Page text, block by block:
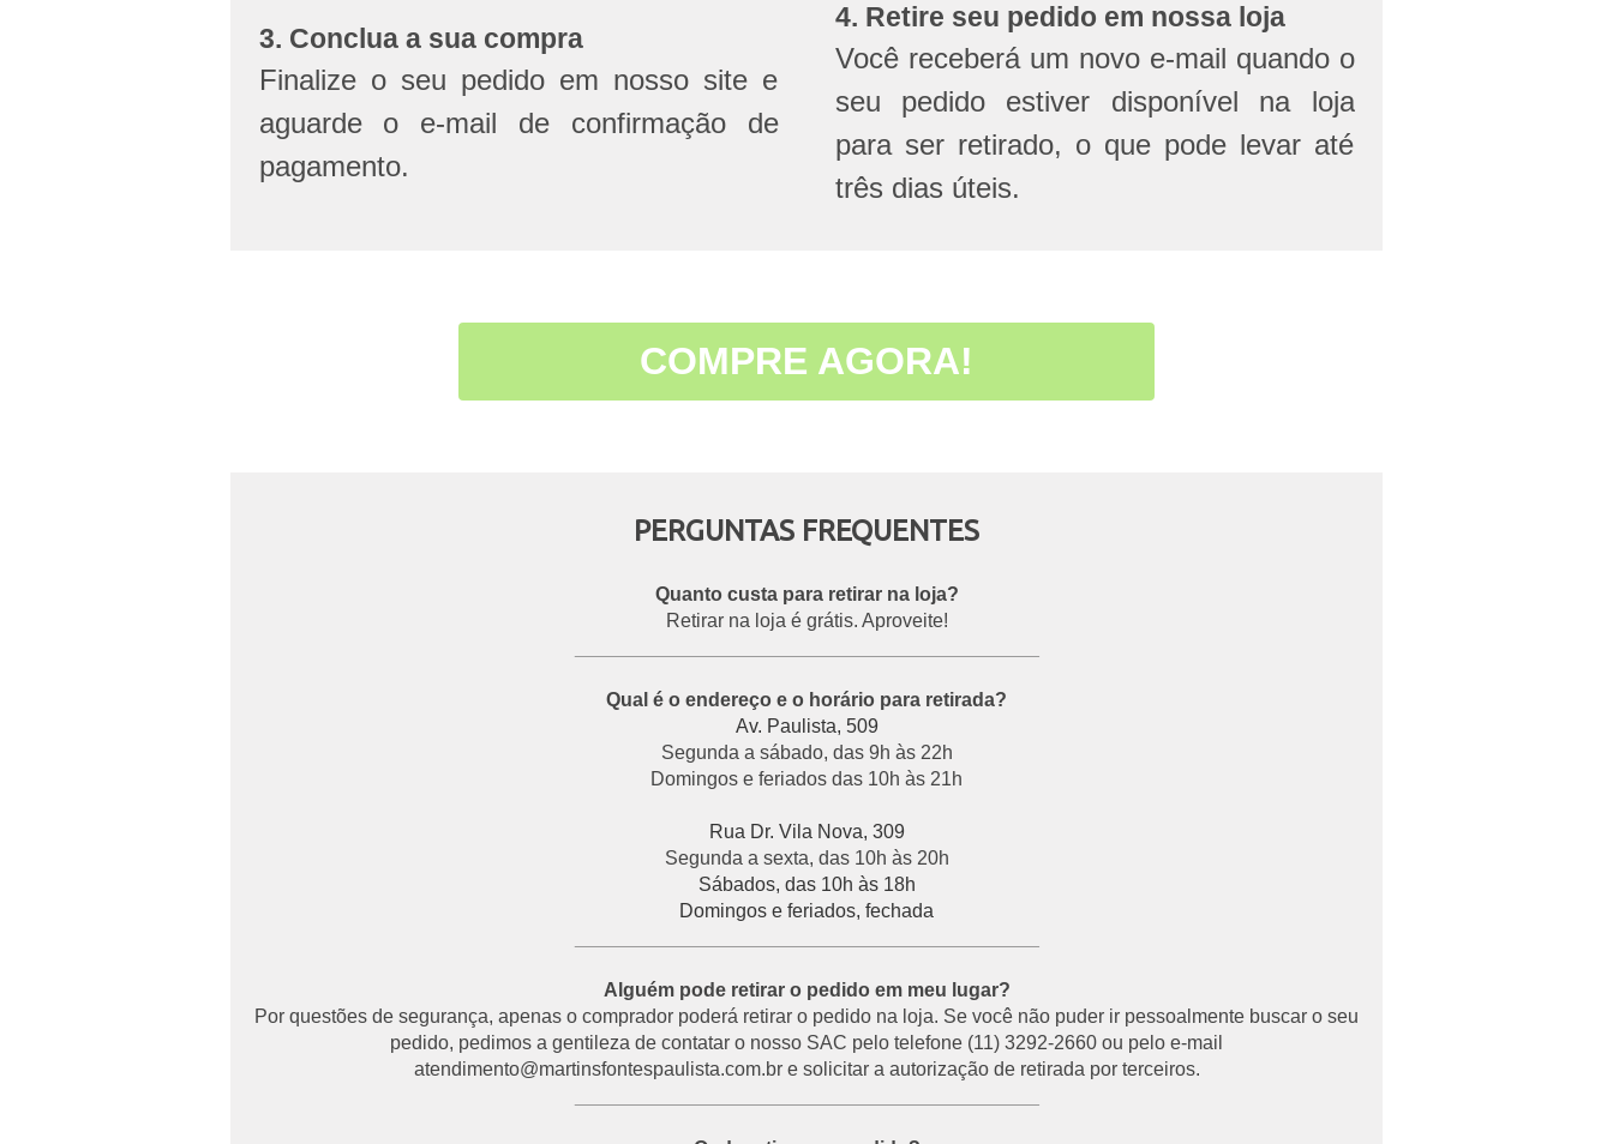
3. Conclua a sua compra
Finalize o seu pedido em nosso site e
aguarde o e-mail de confirmação de
pagamento.
4. Retire seu pedido em nossa loja
Você receberá um novo e-mail quando o
seu pedido estiver disponível na loja
para ser retirado, o que pode levar até
três dias úteis.
COMPRE AGORA!
PERGUNTAS FREQUENTES
Quanto custa para retirar na loja?
Retirar na loja é grátis. Aproveite!
Qual é o endereço e o horário para retirada?
Av. Paulista, 509
Segunda a sábado, das 9h às 22h
Domingos e feriados das 10h às 21h
Rua Dr. Vila Nova, 309
Segunda a sexta, das 10h às 20h
Sábados, das 10h às 18h
Domingos e feriados, fechada
Alguém pode retirar o pedido em meu lugar?
Por questões de segurança, apenas o comprador poderá retirar o pedido na loja. Se você não puder ir pessoalmente buscar o seu
pedido, pedimos a gentileza de contatar o nosso SAC pelo telefone (11) 3292-2660 ou pelo e-mail
atendimento@martinsfontespaulista.com.br e solicitar a autorização de retirada por terceiros.